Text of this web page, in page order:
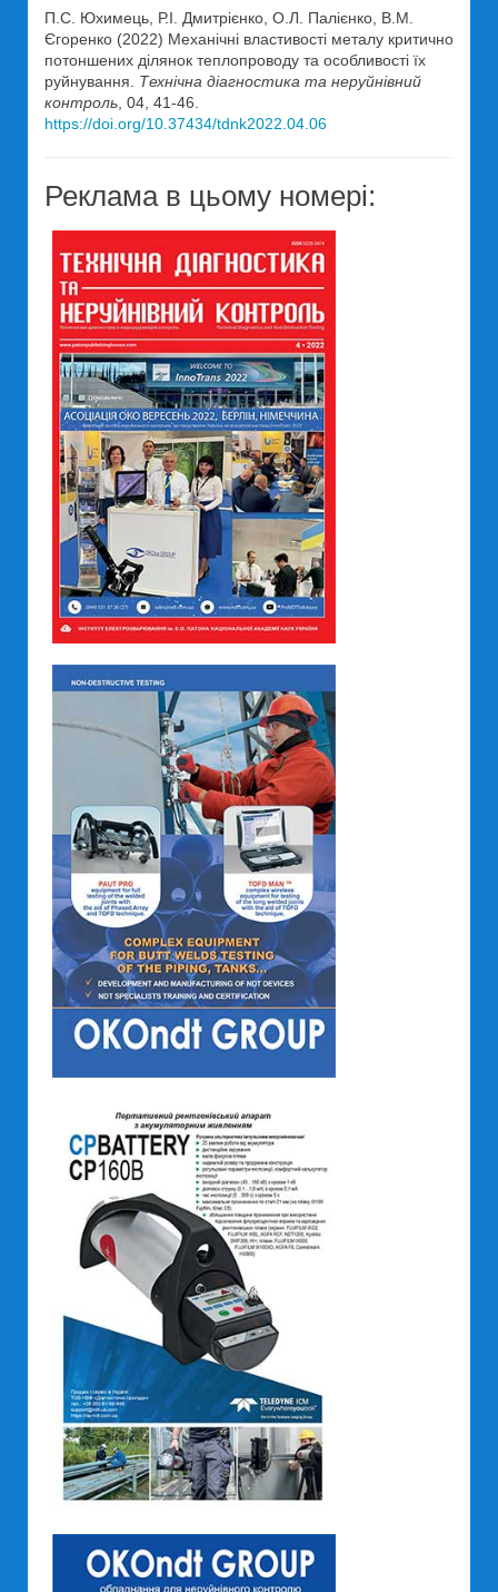
П.С. Юхимець, Р.І. Дмитрієнко, О.Л. Палієнко, В.М.
Єгоренко (2022) Механічні властивості металу критично
потоншених ділянок теплопроводу та особливості їх
руйнування. Технічна діагностика та неруйнівний
контроль , 04, 41-46.
https://doi.org/10.37434/tdnk2022.04.06
Реклама в цьому номері: